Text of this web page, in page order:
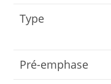
Type
Pré-emphase